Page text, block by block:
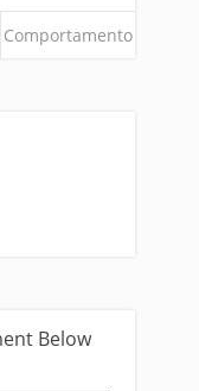
Comportamento
Below